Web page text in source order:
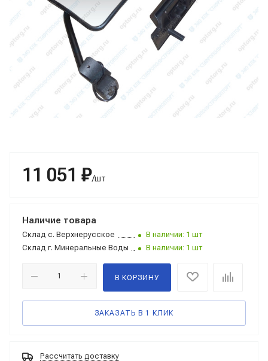
11 051 ₽/шт
Наличие товара
Склад с. Верхнерусское
В наличии: 1 шт
Склад г. Минеральные Воды В наличии: 1 шт
В КОРЗИНУ
ЗАКАЗАТЬ В 1 КЛИК
Рассчитать доставку